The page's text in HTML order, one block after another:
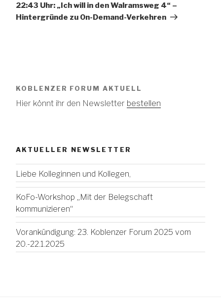
22:43 Uhr: „Ich will in den Walramsweg 4“ –
Hintergründe zu On-Demand-Verkehren
KOBLENZER FORUM AKTUELL
Hier könnt ihr den Newsletter bestellen
AKTUELLER NEWSLETTER
Liebe Kolleginnen und Kollegen,
KoFo-Workshop „Mit der Belegschaft
kommunizieren“
Vorankündigung: 23. Koblenzer Forum 2025 vom
20.-22.1.2025